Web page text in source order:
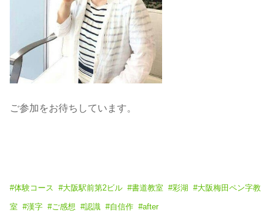
ご参加をお待ちしています。
#体験コース #大阪駅前第2ビル #書道教室 #彩湖 #大阪梅田ペン字教
室 #漢字 #ご感想 #認識 #自信作 #after